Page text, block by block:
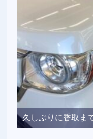
久しぶりに香取ま